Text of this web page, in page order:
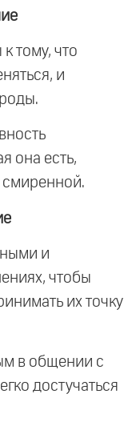
тому, что
и
она есть,
смиренной.
и
чтобы
их точку
в общении с
достучаться